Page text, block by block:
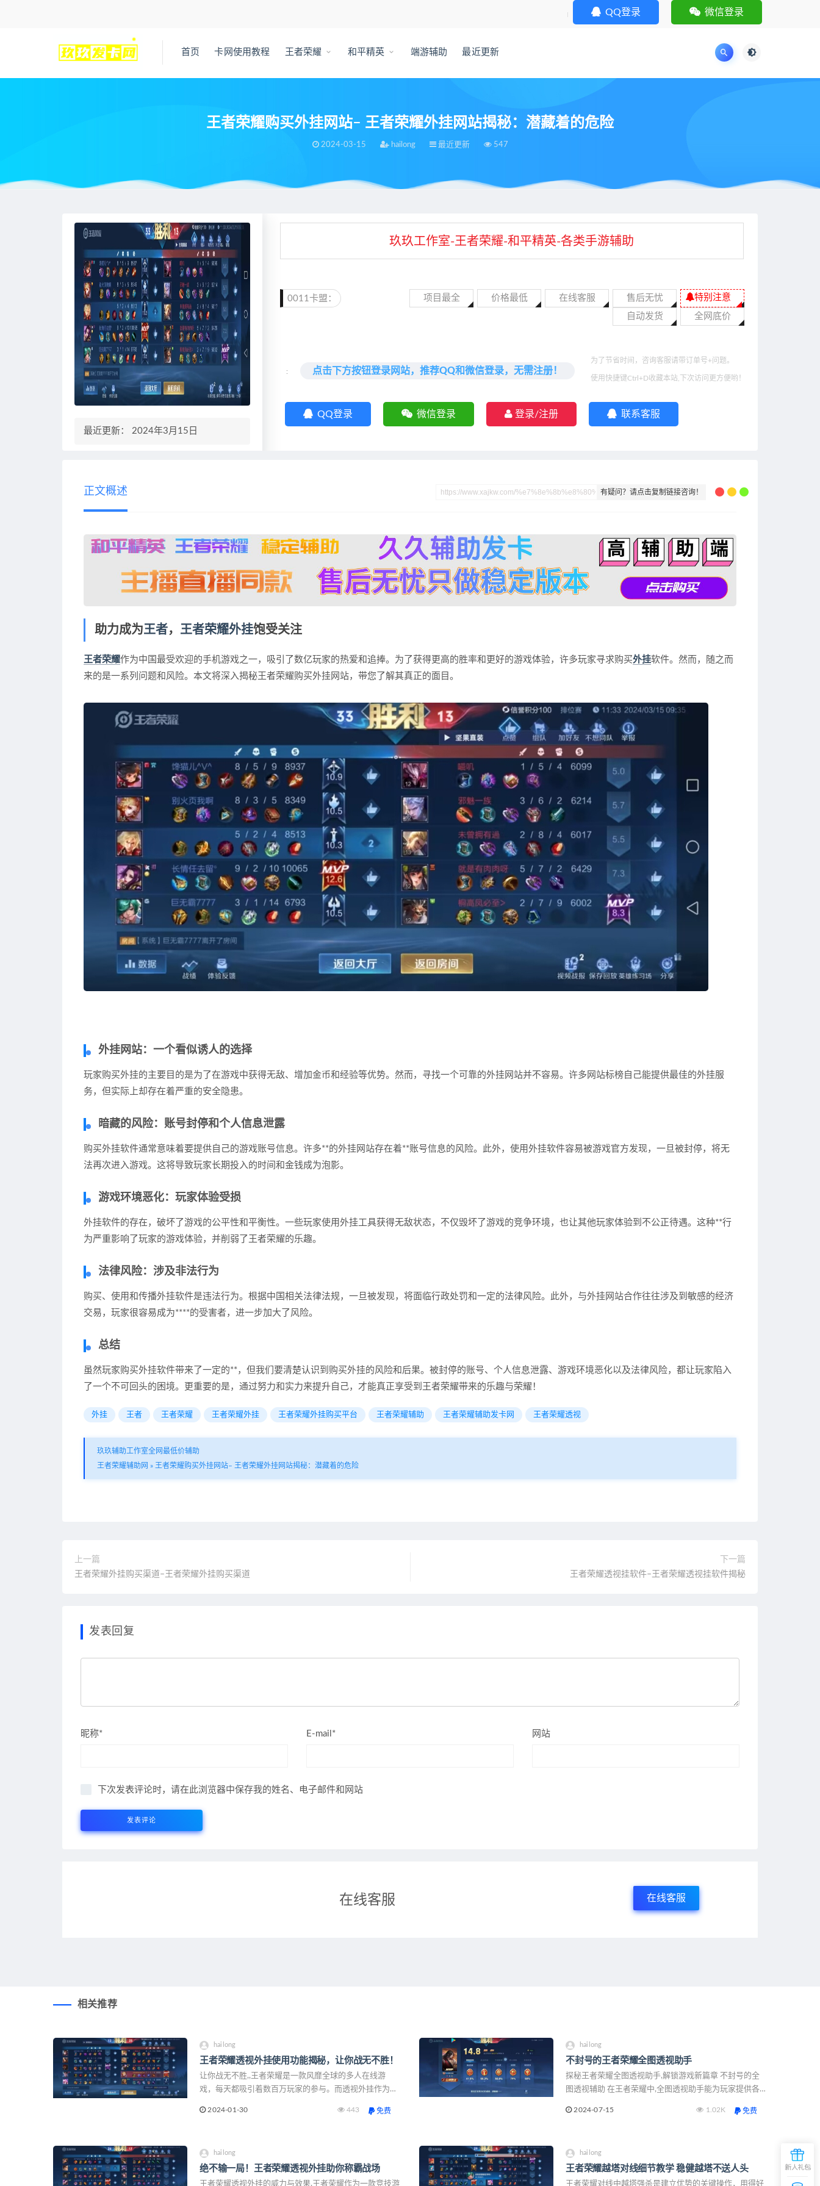
QQ登录 微信登录
首页 卡网使用教程 王者荣耀 和平精英 端游辅助 最近更新
王者荣耀购买外挂网站– 王者荣耀外挂网站揭秘：潜藏着的危险
2024-03-15 hailong 最近更新 547
王者荣耀辅助网 王者荣耀购买外挂网站– 王者荣耀外挂网站揭秘：潜藏着的危险
最近更新： 2024年3月15日
玖玖工作室-王者荣耀-和平精英-各类手游辅助
0011卡盟： 售后无忧
在线客服
价格最低
项目最全
全网底价
自动发货
特别注意
: 点击下方按钮登录网站，推荐QQ和微信登录，无需注册！
为了节省时间，咨询客服请带订单号+问题。
使用快捷键Ctrl+D收藏本站,下次访问更方便哟！
QQ登录 微信登录 登录/注册 联系客服
有疑问？请点击复制链接咨询！
正文概述
助力成为王者， 王者荣耀外挂饱受关注
王者荣耀作为中国最受欢迎的手机游戏之一，吸引了数亿玩家的热爱和追捧。为了获得更高的胜率和更好的游戏体验，许多玩家寻求购买外挂软件。然而，随之而
来的是一系列问题和风险。本文将深入揭秘王者荣耀购买外挂网站，带您了解其真正的面目。
外挂网站：一个看似诱人的选择
玩家购买外挂的主要目的是为了在游戏中获得无敌、增加金币和经验等优势。然而，寻找一个可靠的外挂网站并不容易。许多网站标榜自己能提供最佳的外挂服
务，但实际上却存在着严重的安全隐患。
暗藏的风险：账号封停和个人信息泄露
购买外挂软件通常意味着要提供自己的游戏账号信息。许多**的外挂网站存在着**账号信息的风险。此外，使用外挂软件容易被游戏官方发现，一旦被封停，将无
法再次进入游戏。这将导致玩家长期投入的时间和金钱成为泡影。
游戏环境恶化：玩家体验受损
外挂软件的存在，破坏了游戏的公平性和平衡性。一些玩家使用外挂工具获得无敌状态，不仅毁坏了游戏的竞争环境，也让其他玩家体验到不公正待遇。这种**行
为严重影响了玩家的游戏体验，并削弱了王者荣耀的乐趣。
法律风险：涉及非法行为
购买、使用和传播外挂软件是违法行为。根据中国相关法律法规，一旦被发现，将面临行政处罚和一定的法律风险。此外，与外挂网站合作往往涉及到敏感的经济
交易，玩家很容易成为****的受害者，进一步加大了风险。
总结
虽然玩家购买外挂软件带来了一定的**，但我们要清楚认识到购买外挂的风险和后果。被封停的账号、个人信息泄露、游戏环境恶化以及法律风险，都让玩家陷入
了一个不可回头的困境。更重要的是，通过努力和实力来提升自己，才能真正享受到王者荣耀带来的乐趣与荣耀！
外挂 王者 王者荣耀 王者荣耀外挂 王者荣耀外挂购买平台 王者荣耀辅助 王者荣耀辅助发卡网 王者荣耀透视
玖玖辅助工作室全网最低价辅助
王者荣耀辅助网 » 王者荣耀购买外挂网站– 王者荣耀外挂网站揭秘：潜藏着的危险
上一篇
王者荣耀外挂购买渠道–王者荣耀外挂购买渠道
下一篇
王者荣耀透视挂软件–王者荣耀透视挂软件揭秘
发表回复
昵称* E-mail* 网站
下次发表评论时，请在此浏览器中保存我的姓名、电子邮件和网站
在线客服 在线客服
相关推荐
hailong
王者荣耀透视外挂使用功能揭秘，让你战无不胜！
让你战无不胜,,王者荣耀是一款风靡全球的多人在线游
戏，每天都吸引着数百万玩家的参与。而透视外挂作为一
将深入探讨王者荣耀透视外挂的使用功能，为您揭秘其详
2024-01-30 443 免费
hailong
不封号的王者荣耀全图透视助手
探秘王者荣耀全图透视助手,解锁游戏新篇章 不封号的全
图透视辅助 在王者荣耀中,全图透视助手能为玩家提供各
2024-07-15 1.02K 免费
hailong
绝不输一局！王者荣耀透视外挂助你称霸战场
王者荣耀透视外挂的威力与效果,王者荣耀作为一款竞技游
hailong
王者荣耀越塔对线细节教学 稳健越塔不送人头
王者荣耀对线中越塔强杀是建立优势的关键操作，用得好